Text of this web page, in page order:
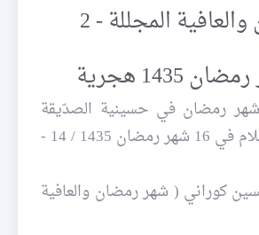
المجللة - 2
شهر رمضان في حسينية الصدّيقة
الكبرى عليها السلام في 16 شهر رمضان 1435 / 14 -
كوراني ( شهر رمضان والعافية